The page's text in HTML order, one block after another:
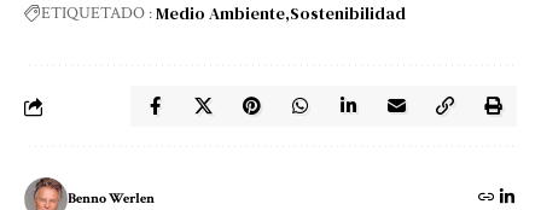
ETIQUETADO :Medio Ambiente Sostenibilidad
Benno Werlen